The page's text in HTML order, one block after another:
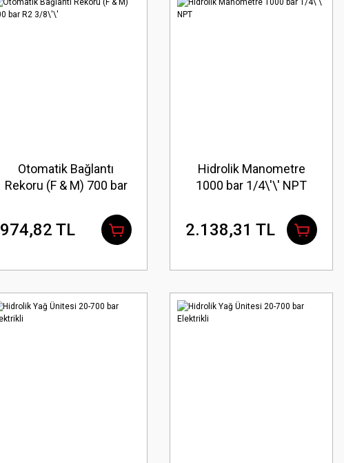
Otomatik Bağlantı
Rekoru (F & M) 700 bar
974,82 TL
Hidrolik Manometre
1000 bar 1/4\'\' NPT
2.138,31 TL